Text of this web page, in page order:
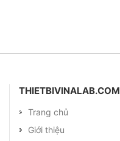
THIETBIVINALAB.COM
Trang chủ
Giới thiệu